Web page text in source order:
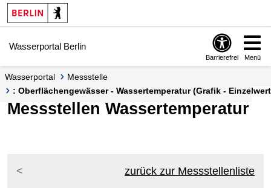
Springe zur Navigation
Springe zum Inhalt
Wasserportal Berlin
Barrierefrei Menü
Wasserportal
Messstelle
: Oberflächengewässer - Wassertemperatur (Grafik -
Messstellen Wassertemperatur
zurück zur Messstellenliste